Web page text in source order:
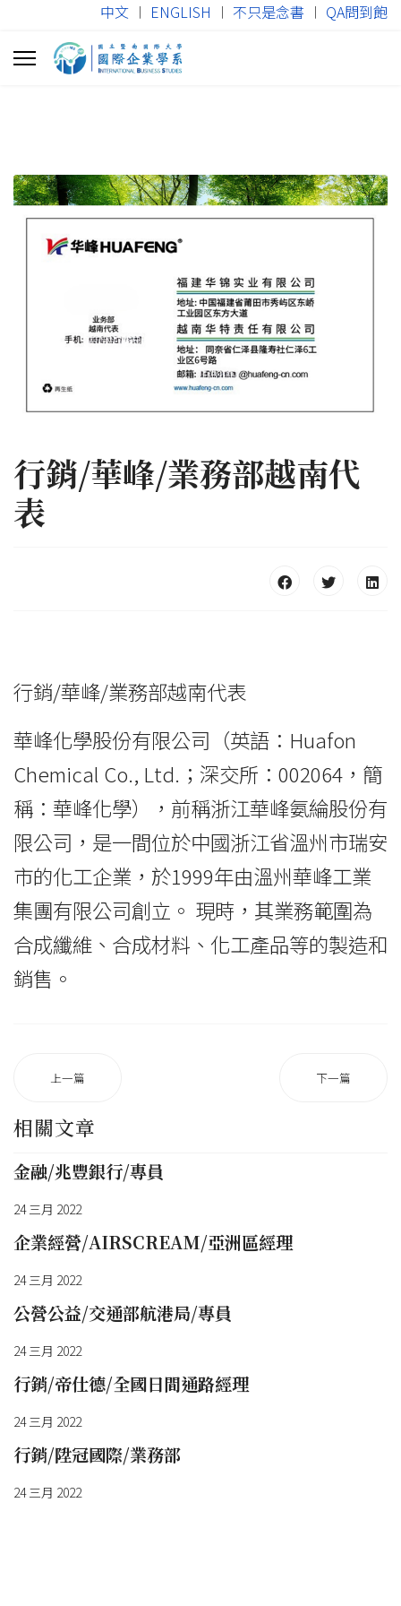
中文 ︱ ENGLISH ︱ 不只是念書 ︱ QA問到飽
行銷/華峰/業務部越南代
表
行銷/華峰/業務部越南代表
華峰化學股份有限公司（英語：Huafon
Chemical Co., Ltd.；深交所：002064，簡
稱：華峰化學），前稱浙江華峰氨綸股份有
限公司，是一間位於中國浙江省溫州市瑞安
市的化工企業，於1999年由溫州華峰工業
集團有限公司創立。 現時，其業務範圍為
合成纖維、合成材料、化工產品等的製造和
銷售。
上一篇 下一篇
相關文章
金融/兆豐銀行/專員
24 三月 2022
企業經營/AIRSCREAM/亞洲區經理
24 三月 2022
公營公益/交通部航港局/專員
24 三月 2022
行銷/帝仕德/全國日間通路經理
24 三月 2022
行銷/陞冠國際/業務部
24 三月 2022